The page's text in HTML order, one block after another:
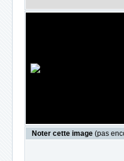
Noter cette image (pas